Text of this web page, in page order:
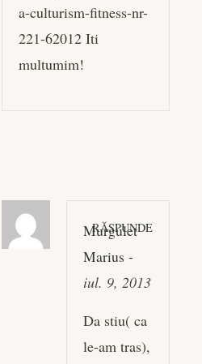
a-culturism-fitness-nr-
221-62012 Iti
multumim!
Murgulet
Marius -
iul. 9, 2013
RĂSPUNDE
Da stiu( ca
le-am tras),